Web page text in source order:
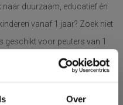
Over
naar duurzaam, educatief én
vanaf 1 jaar? Zoek niet
geschikt voor peuters van 1
4 jaar en ouder. Onze stalen
met uiterste zorg en
zelfs voor